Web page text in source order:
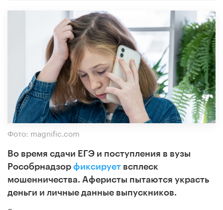
Фото: magnific.com
Во время сдачи ЕГЭ и поступления в вузы
Рособрнадзор фиксирует всплеск
мошенничества. Аферисты пытаются украсть
деньги и личные данные выпускников.